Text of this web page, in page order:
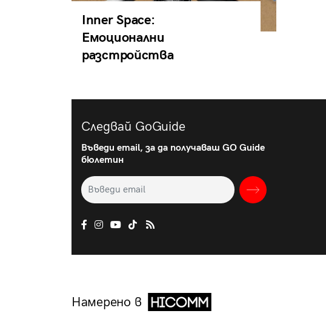
Inner Space:
Емоционални
разстройства
Следвай GoGuide
Въведи email, за да получаваш GO Guide
бюлетин
Намерено в